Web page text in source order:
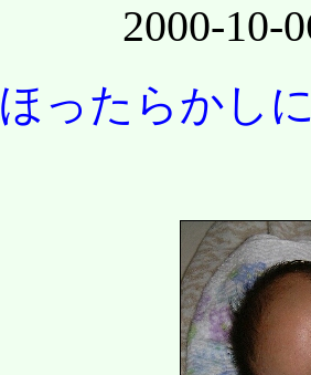
2000-
ほったらかし